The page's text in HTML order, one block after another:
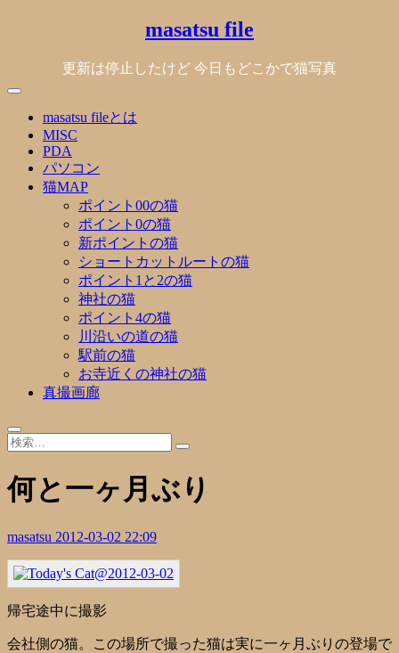
masatsu file
更新は停止したけど 今日もどこかで猫写真
masatsu fileとは
MISC
PDA
パソコン
猫MAP
ポイント00の猫
ポイント0の猫
新ポイントの猫
ショートカットルートの猫
ポイント1と2の猫
神社の猫
ポイント4の猫
川沿いの道の猫
駅前の猫
お寺近くの神社の猫
真撮画廊
何と一ヶ月ぶり
masatsu 2012-03-02 22:09
帰宅途中に撮影
会社側の猫。この場所で撮った猫は実に一ヶ月ぶりの登場で